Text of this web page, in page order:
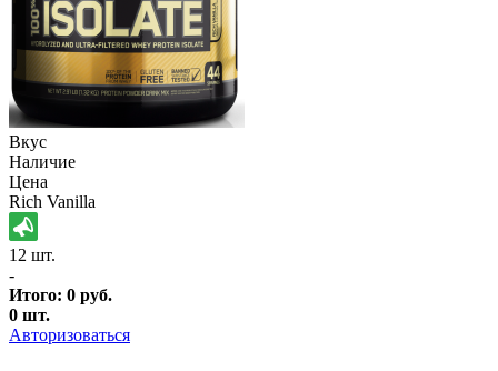
Вкус
Наличие
Цена
Rich Vanilla
12 шт.
-
Итого: 0 руб.
0 шт.
Авторизоваться